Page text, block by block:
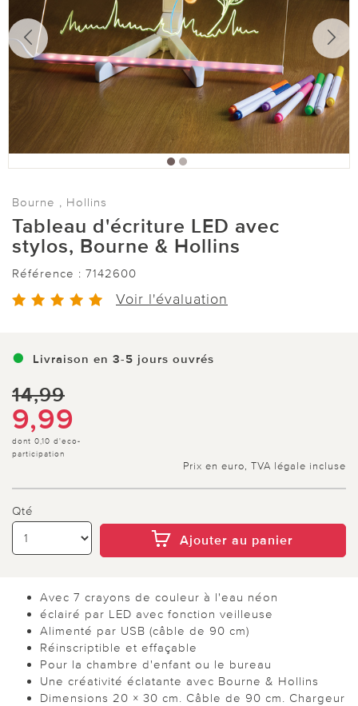
Bourne , Hollins
Tableau d'écriture LED avec
stylos, Bourne & Hollins
Référence : 7142600
Voir l'évaluation
Livraison en 3-5 jours ouvrés
14,99
9,99
dont 0,10 d'eco-
participation
Prix en euro, TVA légale incluse
Qté
Ajouter au panier
Avec 7 crayons de couleur à l'eau néon
éclairé par LED avec fonction veilleuse
Alimenté par USB (câble de 90 cm)
Réinscriptible et effaçable
Pour la chambre d'enfant ou le bureau
Une créativité éclatante avec Bourne & Hollins
Dimensions 20 × 30 cm. Câble de 90 cm. Chargeur